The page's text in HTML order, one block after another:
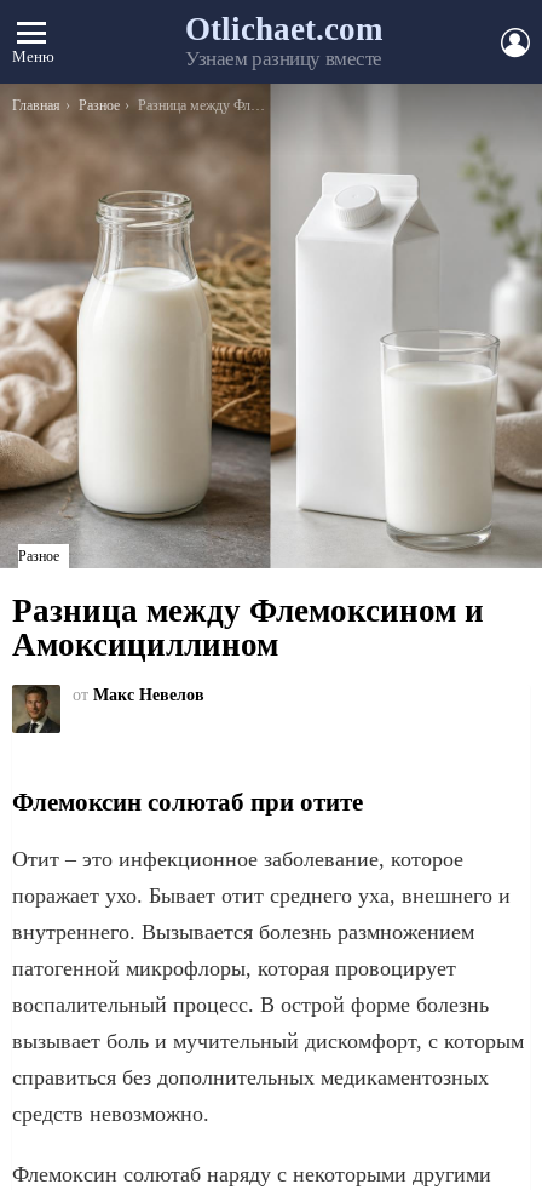
Меню
Otlichaet.com
Узнаем разницу вместе
Вы здесь:
Главная Разное Разница между Флемоксином и Амоксициллином
Разное
Разница между Флемоксином и
Амоксициллином
от Макс Невелов
Флемоксин солютаб при отите
Отит – это инфекционное заболевание, которое
поражает ухо. Бывает отит среднего уха, внешнего и
внутреннего. Вызывается болезнь размножением
патогенной микрофлоры, которая провоцирует
воспалительный процесс. В острой форме болезнь
вызывает боль и мучительный дискомфорт, с которым
справиться без дополнительных медикаментозных
средств невозможно.
Флемоксин солютаб наряду с некоторыми другими